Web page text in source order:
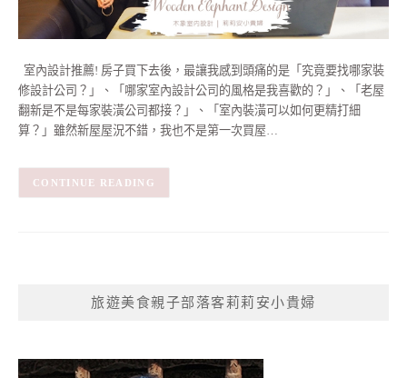
室內設計推薦! 房子買下去後，最讓我感到頭痛的是「究竟要找哪家裝
修設計公司？」、「哪家室內設計公司的風格是我喜歡的？」、「老屋
翻新是不是每家裝潢公司都接？」、「室內裝潢可以如何更精打細
算？」雖然新屋屋況不錯，我也不是第一次買屋…
CONTINUE READING
旅遊美食親子部落客莉莉安小貴婦